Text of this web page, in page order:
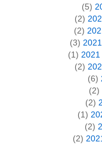
(5)
(2)
(2)
(3)
(1)
(2)
(6)
(2)
(2)
(1)
(2)
(2)